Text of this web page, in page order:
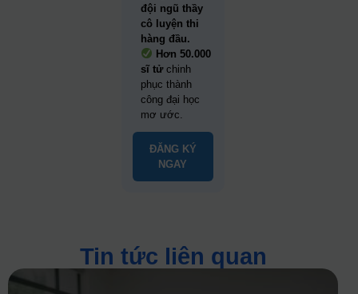
đội ngũ thầy
cô luyện thi
hàng đầu.
Hơn 50.000
sĩ tửchinh
phục thành
công đại học
mơ ước.
ĐĂNG KÝ
NGAY
Tin tức liên quan